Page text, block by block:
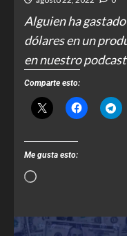
Alguien ha
dólares en un
en nuestro
Comparte esto:
Me gusta esto: